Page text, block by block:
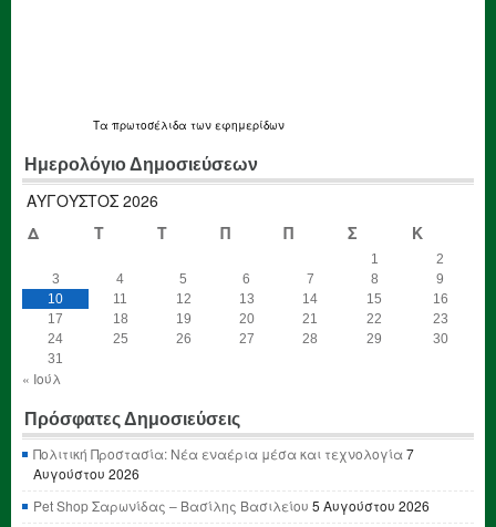
Τα πρωτοσέλιδα των εφημερίδων
Ημερολόγιο Δημοσιεύσεων
ΑΎΓΟΥΣΤΟΣ 2026
Δ
Τ Τ Π Π Σ Κ
1
2
3
4 5 6 7 8
9
10
11 12 13 14 15
16
17
18 19 20 21 22
23
24
25 26 27 28 29
30
31
« Ιούλ
Πρόσφατες Δημοσιεύσεις
Πολιτική Προστασία: Νέα εναέρια μέσα και τεχνολογία7
Αυγούστου 2026
Pet Shop Σαρωνίδας – Βασίλης Βασιλείου 5 Αυγούστου 2026